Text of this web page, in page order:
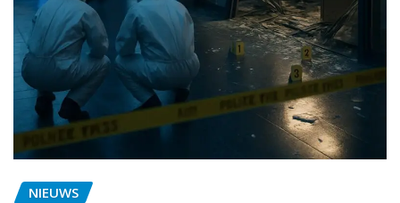
NIEUWS